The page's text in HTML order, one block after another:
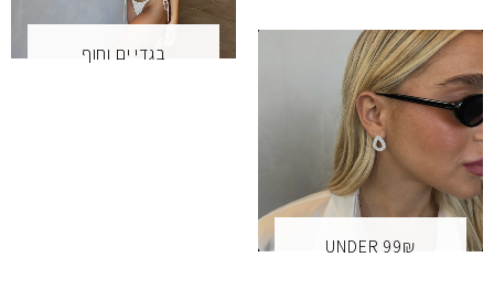
בגדי ים וחוף
UNDER 99₪